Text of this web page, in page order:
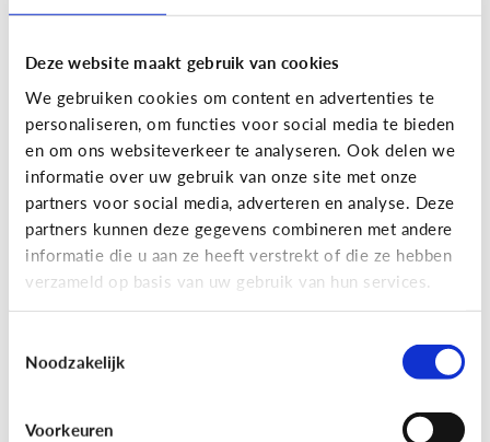
Deze website maakt gebruik van cookies
We gebruiken cookies om content en advertenties te
personaliseren, om functies voor social media te bieden
en om ons websiteverkeer te analyseren. Ook delen we
informatie over uw gebruik van onze site met onze
partners voor social media, adverteren en analyse. Deze
partners kunnen deze gegevens combineren met andere
informatie die u aan ze heeft verstrekt of die ze hebben
verzameld op basis van uw gebruik van hun services.
Noodzakelijk
Voorkeuren
Nieuws en informatie
7 tips om met je kind te praten
over nieuws